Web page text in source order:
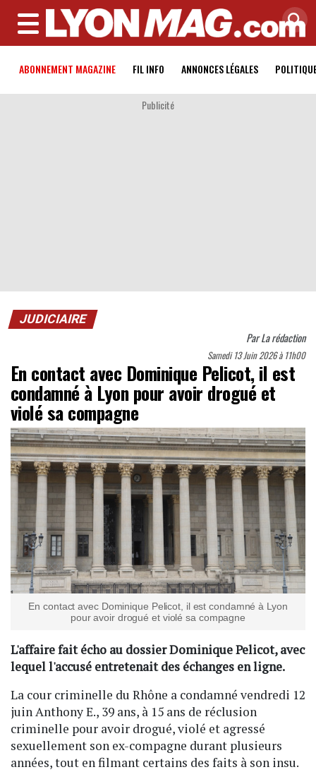
MENU
ABONNEMENT MAGAZINE FIL INFO ANNONCES LÉGALES
Publicité
JUDICIAIRE
ParLa rédaction
Samedi 13 Juin 2026 à 11h00
En contact avec Dominique Pelicot, il est
condamné à Lyon pour avoir drogué et
violé sa compagne
En contact avec Dominique Pelicot, il est condamné à Lyon
pour avoir drogué et violé sa compagne
L'affaire fait écho au dossier Dominique Pelicot, avec
lequel l'accusé entretenait des échanges en ligne.
La cour criminelle du Rhône a condamné vendredi 12
juin Anthony E., 39 ans, à 15 ans de réclusion
criminelle pour avoir drogué, violé et agressé
sexuellement son ex-compagne durant plusieurs
années, tout en filmant certains des faits à son insu.